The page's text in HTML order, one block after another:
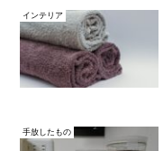
インテリア
手放したもの